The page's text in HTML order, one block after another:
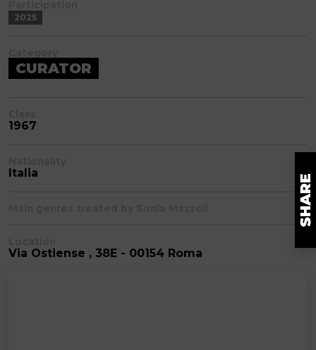
2025
CURATOR
1967
Italia
Via Ostiense , 38E - 00154 Roma